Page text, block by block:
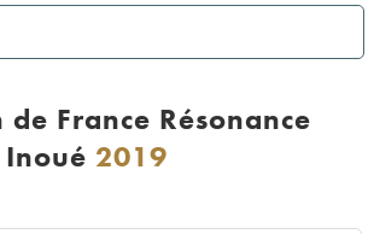
de France Résonance
2019